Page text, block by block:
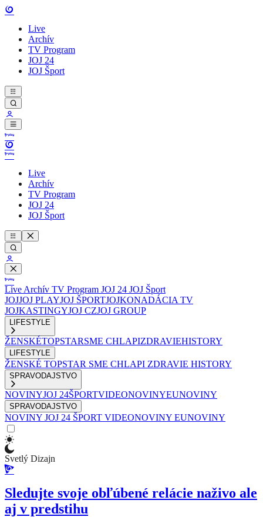
Live
Archív
TV Program
JOJ 24
JOJ Šport
Live
Archív
TV Program
JOJ 24
JOJ Šport
Live Archív TV Program JOJ 24 JOJ Šport
JOJJOJ PLAYJOJ ŠPORTJOJKONADÁCIA TV
JOJKASTINGYJOJ CZJOJ GROUP
LIFESTYLE
ŽENSKÉTOPSTARSME CHLAPIZDRAVIEHISTORY
LIFESTYLE
ŽENSKÉ TOPSTAR SME CHLAPI ZDRAVIE HISTORY
SPRAVODAJSTVO
NOVINYJOJ 24ŠPORTVIDEONOVINYEUNOVINY
SPRAVODAJSTVO
NOVINY JOJ 24 ŠPORT VIDEONOVINY EUNOVINY
Svetlý Dizajn
Sledujte svoje obľúbené relácie naživo ale
aj v predstihu